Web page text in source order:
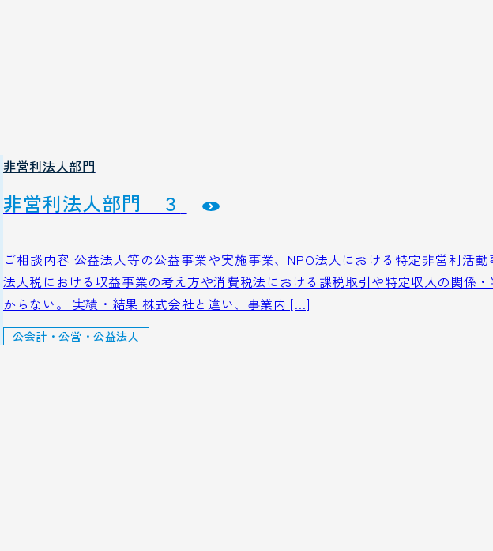
非営利法人部門
非営利法人部門 ３
ご相談内容 公益法人等の公益事業や実施事業、NPO法人における特定非営利活
法人税における収益事業の考え方や消費税法における課税取引や特定収入の関係
からない。 実績・結果 株式会社と違い、事業内 […]
公会計・公営・公益法人